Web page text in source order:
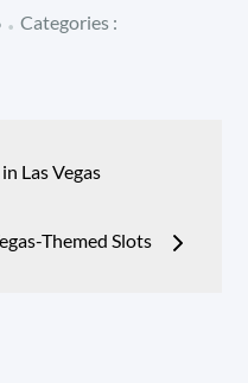
Categories
Categories :
Las Vegas
Themed Slots